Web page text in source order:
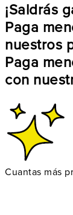
¡Saldrás
Paga
nuestros
Paga
con
Cuantas más